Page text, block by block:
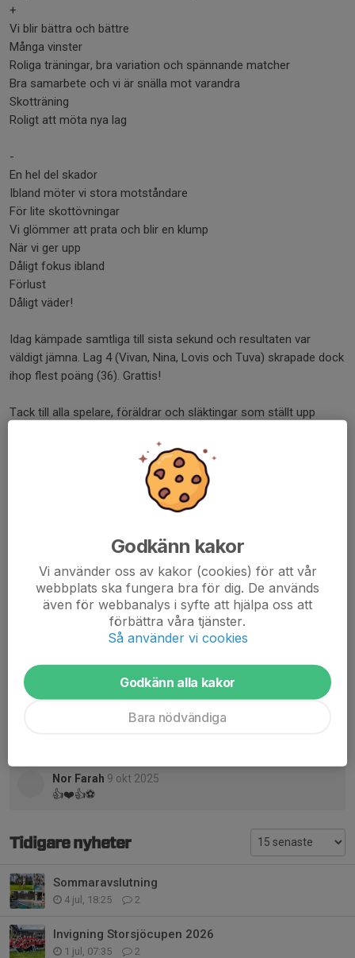
+
Vi blir bättra och bättre
Många vinster
Roliga träningar, bra variation och spännande matcher
Bra samarbete och vi är snälla mot varandra
Skotträning
Roligt att möta nya lag
-
En hel del skador
Ibland möter vi stora motståndare
För lite skottövningar
Vi glömmer att prata och blir en klump
När vi ger upp
Dåligt fokus ibland
Förlust
Dåligt väder!
Idag kämpade samtliga till sista sekund och resultaten var
väldigt jämna. Lag 4 (Vivan, Nina, Lovis och Tuva) skrapade dock
ihop flest poäng (36). Grattis!
Tack till alla spelare, föräldrar och släktingar som ställt upp
Underbart anordnat och så värdefullt…stort tack❤️
Daniel Flodin 8 okt 2025
Ser att skott kommit upp i kväll och de är bra och
medveten reflektion…. 22-23 nov kommer Sveriges bästa
tidigare som man kan anmäla sig i mån av plats…. All
Nor Farah 9 okt 2025
👍❤️👍⚽️
Tidigare nyheter
Sommaravslutning
4 jul, 18:25 2
Invigning Storsjöcupen 2026
1 jul, 07:35 2
Godkänn kakor
Vi använder oss av kakor (cookies) för att vår
webbplats ska fungera bra för dig. De används
även för webbanalys i syfte att hjälpa oss att
förbättra våra tjänster.
Så använder vi cookies
Godkänn alla kakor
Bara nödvändiga